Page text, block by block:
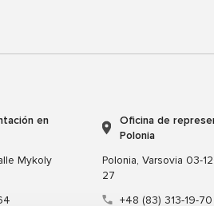
en
Mykoly
Oficina de
Polonia
Polonia, Varsovia 03-
27
+48 (83) 313-19-70